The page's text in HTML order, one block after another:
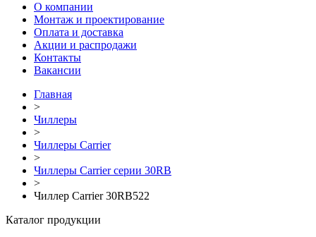
О компании
Монтаж и проектирование
Оплата и доставка
Акции и распродажи
Контакты
Вакансии
Главная
>
Чиллеры
>
Чиллеры Carrier
>
Чиллеры Carrier серии 30RB
>
Чиллер Carrier 30RB522
Каталог продукции